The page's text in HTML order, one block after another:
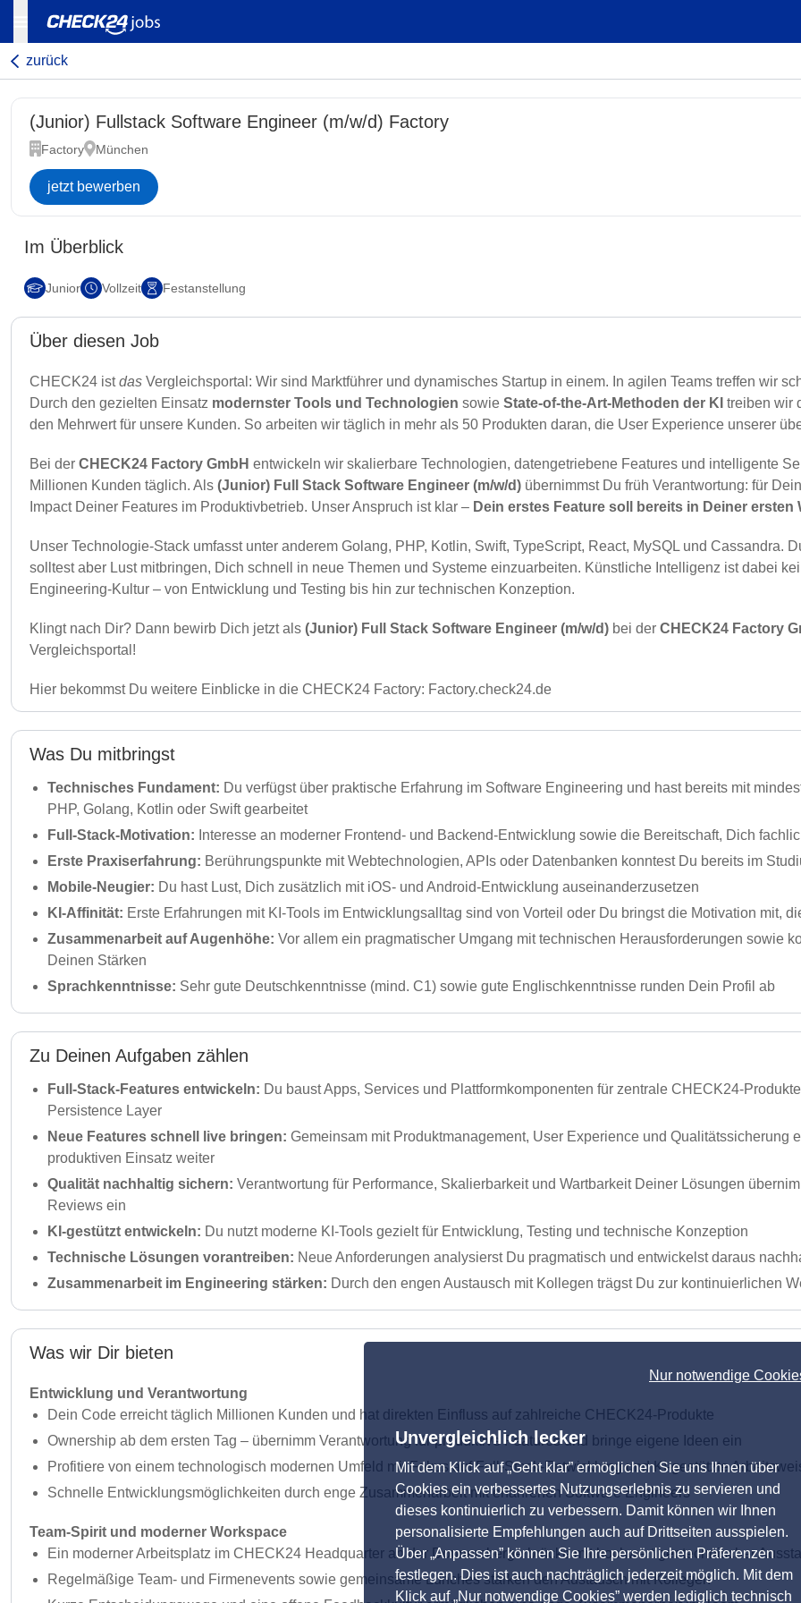
Nur notwendige
Unvergleichlich lecker
Mit dem Klick auf „Geht klar” ermöglichen Sie uns Ihnen über
Cookies ein verbessertes Nutzungserlebnis zu servieren und
dieses kontinuierlich zu verbessern. Damit können wir Ihnen
personalisierte Empfehlungen auch auf Drittseiten ausspielen.
Über „Anpassen” können Sie Ihre persönlichen Präferenzen
festlegen. Dies ist auch nachträglich jederzeit möglich. Mit dem
Klick auf „Nur notwendige Cookies” werden lediglich technisch
zurück
(Junior) Fullstack Software Engineer (m/w/d) Factory
Factory München
jetzt bewerben
Im Überblick
Junior Vollzeit Festanstellung
Über diesen Job
CHECK24 istdas Vergleichsportal: Wir sind Marktführer und dynamisches Startup in einem. In agilen Teams treffen wir
Durch den gezielten Einsatz modernster Tools und Technologien sowie State-of-the-Art-Methoden der KI treiben wir
den Mehrwert für unsere Kunden. So arbeiten wir täglich in mehr als 50 Produkten daran, die User Experience unserer
Bei der CHECK24 Factory GmbH entwickeln wir skalierbare Technologien, datengetriebene Features und intelligente
Millionen Kunden täglich. Als (Junior) Full Stack Software Engineer (m/w/d) übernimmst Du früh Verantwortung: für
Impact Deiner Features im Produktivbetrieb. Unser Anspruch ist klar – Dein erstes Feature soll bereits in Deiner ersten
Unser Technologie-Stack umfasst unter anderem Golang, PHP, Kotlin, Swift, TypeScript, React, MySQL und Cassandra.
solltest aber Lust mitbringen, Dich schnell in neue Themen und Systeme einzuarbeiten. Künstliche Intelligenz ist dabei
Engineering-Kultur – von Entwicklung und Testing bis hin zur technischen Konzeption.
Klingt nach Dir? Dann bewirb Dich jetzt als (Junior) Full Stack Software Engineer (m/w/d) bei der CHECK24 Factory
Vergleichsportal!
Hier bekommst Du weitere Einblicke in die CHECK24 Factory: Factory.check24.de
Was Du mitbringst
Technisches Fundament: Du verfügst über praktische Erfahrung im Software Engineering und hast bereits mit
PHP, Golang, Kotlin oder Swift gearbeitet
Full-Stack-Motivation: Interesse an moderner Frontend- und Backend-Entwicklung sowie die Bereitschaft, Dich
Erste Praxiserfahrung: Berührungspunkte mit Webtechnologien, APIs oder Datenbanken konntest Du bereits im
Mobile-Neugier: Du hast Lust, Dich zusätzlich mit iOS- und Android-Entwicklung auseinanderzusetzen
KI-Affinität: Erste Erfahrungen mit KI-Tools im Entwicklungsalltag sind von Vorteil oder Du bringst die Motivation mit,
Zusammenarbeit auf Augenhöhe: Vor allem ein pragmatischer Umgang mit technischen Herausforderungen sowie
Deinen Stärken
Sprachkenntnisse: Sehr gute Deutschkenntnisse (mind. C1) sowie gute Englischkenntnisse runden Dein Profil ab
Zu Deinen Aufgaben zählen
Full-Stack-Features entwickeln: Du baust Apps, Services und Plattformkomponenten für zentrale CHECK24-
Persistence Layer
Neue Features schnell live bringen: Gemeinsam mit Produktmanagement, User Experience und
produktiven Einsatz weiter
Qualität nachhaltig sichern: Verantwortung für Performance, Skalierbarkeit und Wartbarkeit Deiner Lösungen
Reviews ein
KI-gestützt entwickeln: Du nutzt moderne KI-Tools gezielt für Entwicklung, Testing und technische Konzeption
Technische Lösungen vorantreiben: Neue Anforderungen analysierst Du pragmatisch und entwickelst daraus
Zusammenarbeit im Engineering stärken: Durch den engen Austausch mit Kollegen trägst Du zur kontinuierlichen
Was wir Dir bieten
Entwicklung und Verantwortung
Dein Code erreicht täglich Millionen Kunden und hat direkten Einfluss auf zahlreiche CHECK24-Produkte
Ownership ab dem ersten Tag – übernimm Verantwortung für produktive Features und bringe eigene Ideen ein
Profitiere von einem technologisch modernen Umfeld mit Fokus auf Full-Stack-Entwicklung und KI-gestützte
Schnelle Entwicklungsmöglichkeiten durch enge Zusammenarbeit mit erfahrenen Software Engineers
Team-Spirit und moderner Workspace
Ein moderner Arbeitsplatz im CHECK24 Headquarter an der Donnersbergerbrücke mit hochwertiger technischer
Regelmäßige Team- und Firmenevents sowie gemeinsame Lunches stärken den Austausch mit Kollegen